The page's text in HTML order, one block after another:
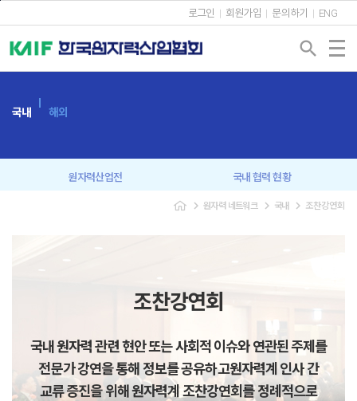
로그인 회원가입 문의하기 ENG
search
국내 해외
원자력산업전 국내 협력 현황
navigate_next 원자력 네트워크 navigate_next 국내 navigate_next 조찬강연회
조찬강연회
국내 원자력 관련 현안 또는 사회적 이슈와 연관된 주제를
전문가 강연을 통해 정보를 공유하고원자력계 인사 간
교류 증진을 위해 원자력계 조찬강연회를 정례적으로